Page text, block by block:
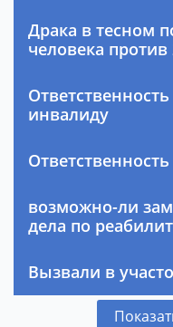
Драка в тесном
человека против
инвалиду
возможно-ли
дела по
Вызвали в